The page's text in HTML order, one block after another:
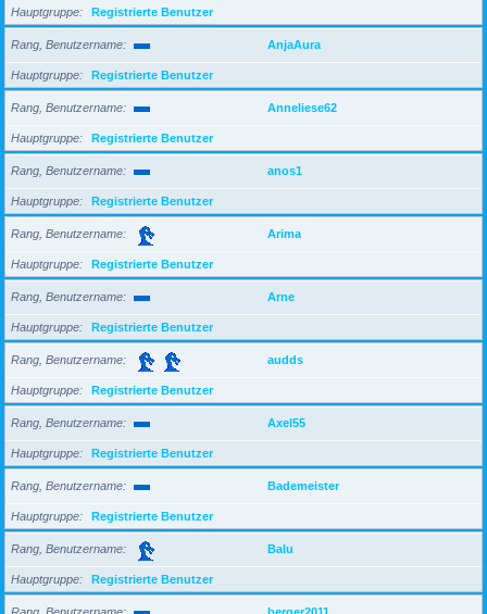
Hauptgruppe Registrierte Benutzer
Rang, Benutzername AnjaAura
Hauptgruppe Registrierte Benutzer
Rang, Benutzername Anneliese62
Hauptgruppe Registrierte Benutzer
Rang, Benutzername anos1
Hauptgruppe Registrierte Benutzer
Rang, Benutzername Arima
Hauptgruppe Registrierte Benutzer
Rang, Benutzername Arne
Hauptgruppe Registrierte Benutzer
Rang, Benutzername audds
Hauptgruppe Registrierte Benutzer
Rang, Benutzername Axel55
Hauptgruppe Registrierte Benutzer
Rang, Benutzername Bademeister
Hauptgruppe Registrierte Benutzer
Rang, Benutzername Balu
Hauptgruppe Registrierte Benutzer